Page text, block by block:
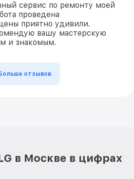
сервис по ремонту моей
проведена
приятно удивили.
вашу мастерскую
и знакомым.
Больше отзывов
в Москве в цифрах